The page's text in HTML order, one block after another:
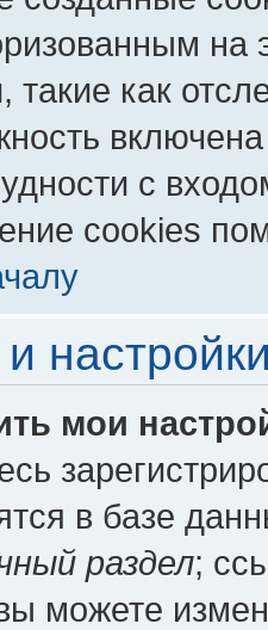
такие как
с
cookies
мои
в базе
раздел;
можете